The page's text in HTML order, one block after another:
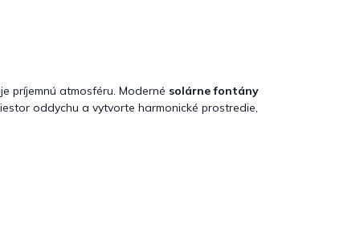
príjemnú atmosféru. Moderné solárne fontány
oddychu a vytvorte harmonické prostredie,